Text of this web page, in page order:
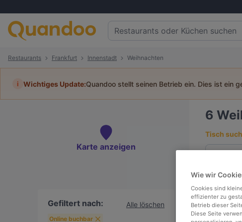
Restaurants Frankfurt Innenstadt Weihnachten
i Wichtiges Update:Quandoo stellt seinen Betrieb ein. Dies ist ein
Karte anzeigen
Gefiltert nach: Alle löschen
Online buchbar
6
Tisch
Top
Wie wir
Cookies sind
effizienter zu
Betrieb dieser
Diese Seite